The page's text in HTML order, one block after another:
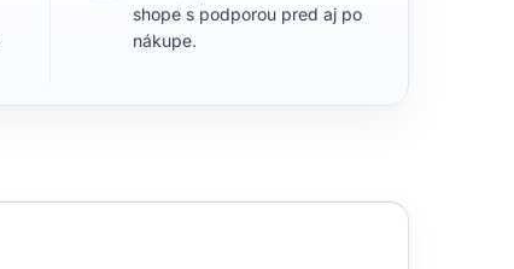
shope s podporou pred aj po
nákupe.